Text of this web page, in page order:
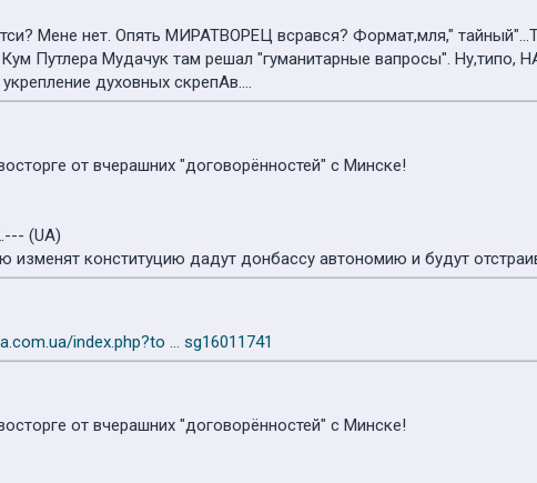
Мене нет. Опять МИРАТВОРЕЦ всрався? Формат,мля,"
Путлера Мудачук там решал "гуманитарные вапросы".
духовных скрепАв....
от вчерашних "договорённостей" с Минске!
(UA)
изменят конституцию дадут донбассу автономию и будут
index.php?to ... sg16011741
от вчерашних "договорённостей" с Минске!